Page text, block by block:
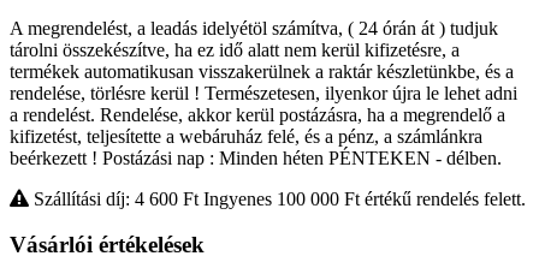
A megrendelést, a leadás idelyétöl számítva, ( 24 órán át ) tudjuk
tárolni összekészítve, ha ez idő alatt nem kerül kifizetésre, a
termékek automatikusan visszakerülnek a raktár készletünkbe, és a
rendelése, törlésre kerül ! Természetesen, ilyenkor újra le lehet adni
a rendelést. Rendelése, akkor kerül postázásra, ha a megrendelő a
kifizetést, teljesítette a webáruház felé, és a pénz, a számlánkra
beérkezett ! Postázási nap : Minden héten PÉNTEKEN - délben.
Szállítási díj: 4 600 Ft Ingyenes 100 000 Ft értékű rendelés felett.
Vásárlói értékelések